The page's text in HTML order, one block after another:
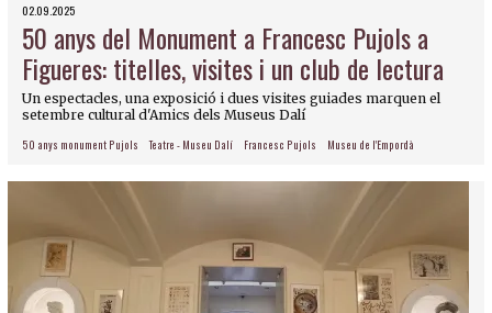
02.09.2025
50 anys del Monument a Francesc Pujols a
Figueres: titelles, visites i un club de lectura
Un espectacles, una exposició i dues visites guiades marquen el
setembre cultural d'Amics dels Museus Dalí
50 anys monument Pujols Teatre - Museu Dalí Francesc Pujols Museu de l'Empordà